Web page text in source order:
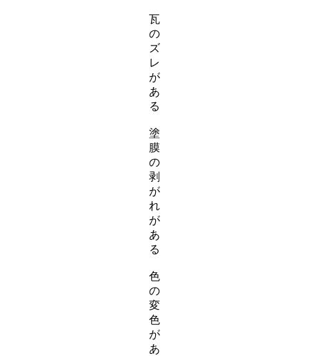
瓦
の
ズ
レ
が
あ
る
塗
膜
の
剥
が
れ
が
あ
る
色
の
変
色
が
あ